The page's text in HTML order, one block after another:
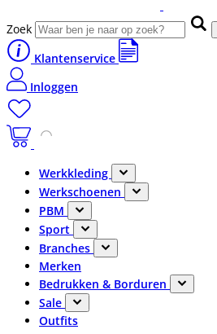
Zoek
Klantenservice
Inloggen
Werkkleding
Werkschoenen
PBM
Sport
Branches
Merken
Bedrukken & Borduren
Sale
Outfits